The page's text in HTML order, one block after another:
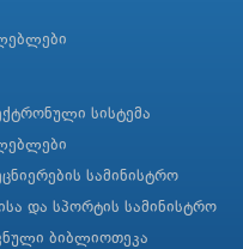
სისტემა
სამინისტრო
და სპორტის სამინისტრო
ბიბლიოთეკა